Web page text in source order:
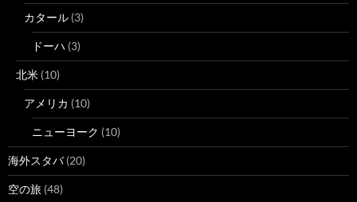
カタール (3)
ドーハ (3)
北米 (10)
アメリカ (10)
ニューヨーク (10)
海外スタバ(20)
空の旅 (48)